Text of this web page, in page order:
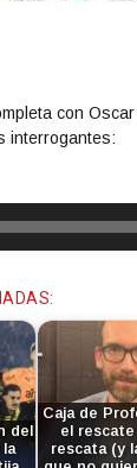
con
interrogantes:
del
la
Caja de
el
rescata (y